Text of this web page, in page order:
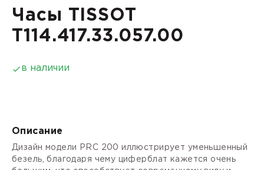
Часы TISSOT
T114.417.33.057.00
в наличии
Описание
Дизайн модели PRC 200 иллюстрирует уменьшенный
безель, благодаря чему циферблат кажется очень